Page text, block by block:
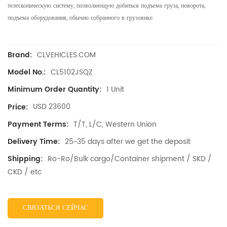
телескопическую систему, позволяющую добиться подъема груза, поворота,
подъема оборудования, обычно собранного в грузовике.
Brand: CLVEHICLES.COM
Model No.: CL5102JSQZ
Minimum Order Quantity: 1 Unit
Price: USD 23600
Payment Terms: T/T, L/C, Western Union
Delivery Time: 25~35 days after we get the deposit
Shipping: Ro-Ro/Bulk cargo/Container shipment / SKD /
CKD / etc
СВЯЗАТЬСЯ СЕЙЧАС